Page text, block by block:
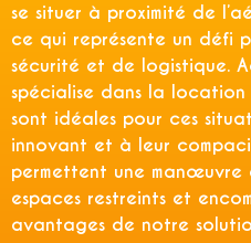
se situer à proximité de
ce qui représente un défi
sécurité et de logistique.
spécialise dans la
sont idéales pour ces
innovant et à leur
permettent une manœuvre
espaces restreints et
avantages de notre